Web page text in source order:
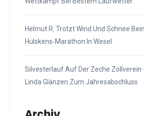
Helmut R. Trotzt Wind Und Schnee
Hülskens‑Marathon In Wesel
Silvesterlauf Auf Der Zeche Zollverein
Linda Glänzen Zum Jahresabschluss